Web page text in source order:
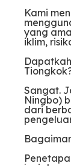
Kami
yang
iklim,
Sangat.
Ningbo)
dari